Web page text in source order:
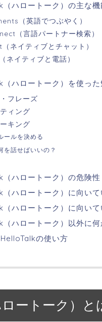
（ハロートーク）の主な
（英語でつぶやく）
（言語パートナー検索）
ネイティブとチャット）
ネイティブと電話）
（ハロートーク）を使っ
フレーズ
ィング
キング
ールを決める
を話せばいいの？
（ハロートーク）の危険性
ハロートーク）に向いて
ハロートーク）に向いて
ハロートーク）以外に何
の使い方
ートーク） と